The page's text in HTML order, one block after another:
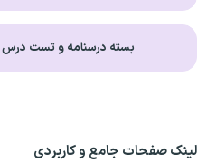
بسته درسنامه و تست درس
لینک صفحات جامع و کاربردی